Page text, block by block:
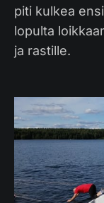
piti kulkea
lopulta
ja rastille.